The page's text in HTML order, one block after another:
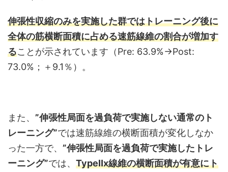
伸張性収縮のみを実施した群ではトレーニング後に
全体の筋横断面積に占める速筋線維の割合が増加す
ることが示されています（Pre: 63.9%→Post:
73.0%；＋9.1％）。
また、 ”伸張性局面を過負荷で実施しない通常のト
レーニング”では速筋線維の横断面積が変化しなか
った一方で、 ”伸張性局面を過負荷で実施したトレ
ーニング”では、 TypeⅡx線維の横断面積が有意にト